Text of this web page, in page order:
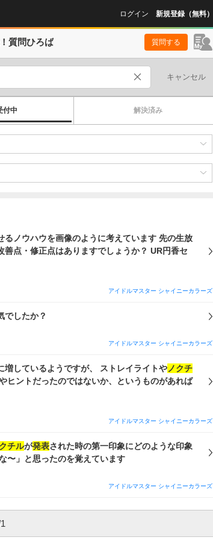
ログイン 新規登録（無料）
質問ひろば 質問する
キャンセル
付中 解決済み
ノウハウを画像のように考えています 先の生放
修正点はありますでしょうか？ UR円香セ
アイドルマスター シャイニーカラーズ
でしたか？
アイドルマスター シャイニーカラーズ
しているようですが、 ストレイライトやノクチ
ヒントだったのではないか、というものがあれば
アイドルマスター シャイニーカラーズ
チルが発表された時の第一印象にどのような印象
〜」と思ったのを覚えています
アイドルマスター シャイニーカラーズ
1